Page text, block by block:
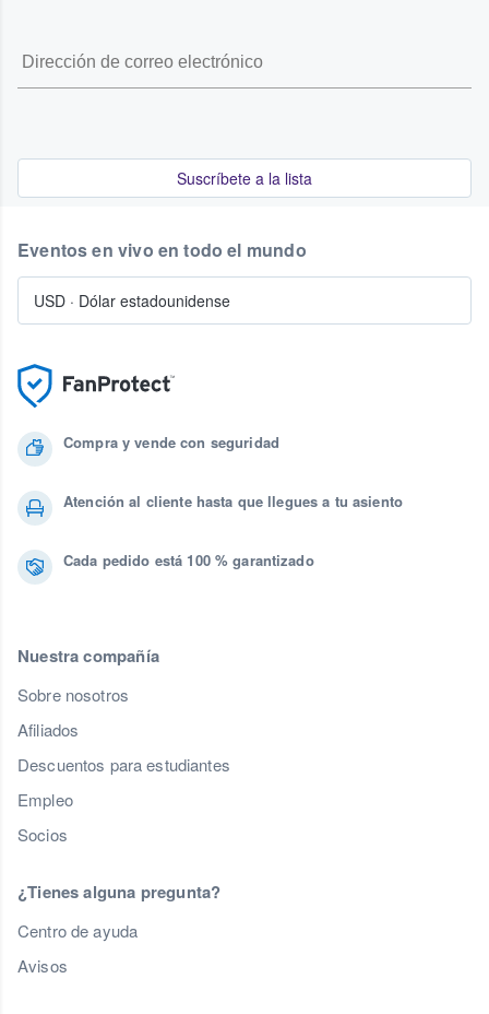
Suscríbete a la lista
Compra y vende con seguridad
Atención al cliente hasta que llegues a tu asiento
Cada pedido está 100 % garantizado
Nuestra compañía
Sobre nosotros
Afiliados
Descuentos para estudiantes
Empleo
Socios
¿Tienes alguna pregunta?
Centro de ayuda
Avisos
Eventos en vivo en todo el mundo
USD · Dólar estadounidense